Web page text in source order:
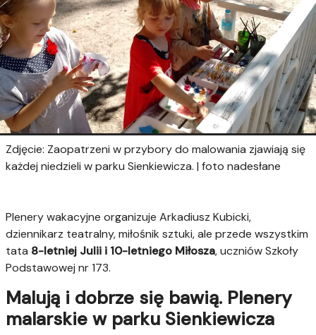
Zdjęcie: Zaopatrzeni w przybory do malowania zjawiają się
każdej niedzieli w parku Sienkiewicza. | foto nadesłane
Plenery wakacyjne organizuje Arkadiusz Kubicki,
dziennikarz teatralny, miłośnik sztuki, ale przede wszystkim
tata 8-letniej Julii i 10-letniego Miłosza, uczniów Szkoły
Podstawowej nr 173.
Malują i dobrze się bawią. Plenery
malarskie w parku Sienkiewicza